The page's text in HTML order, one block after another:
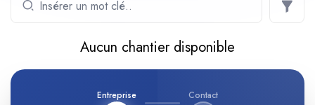
Aucun chantier disponible
Entreprise Contact